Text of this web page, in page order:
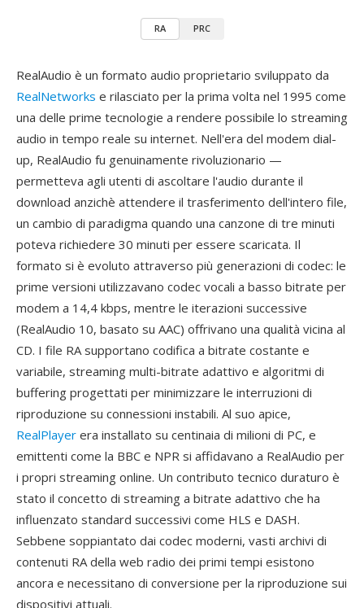
RA PRC
RealAudio è un formato audio proprietario sviluppato da
RealNetworks e rilasciato per la prima volta nel 1995 come
una delle prime tecnologie a rendere possibile lo streaming
audio in tempo reale su internet. Nell'era del modem dial-
up, RealAudio fu genuinamente rivoluzionario —
permetteva agli utenti di ascoltare l'audio durante il
download anzichè attendere il trasferimento dell'intero file,
un cambio di paradigma quando una canzone di tre minuti
poteva richiedere 30 minuti per essere scaricata. Il
formato si è evoluto attraverso più generazioni di codec: le
prime versioni utilizzavano codec vocali a basso bitrate per
modem a 14,4 kbps, mentre le iterazioni successive
(RealAudio 10, basato su AAC) offrivano una qualità vicina al
CD. I file RA supportano codifica a bitrate costante e
variabile, streaming multi-bitrate adattivo e algoritmi di
buffering progettati per minimizzare le interruzioni di
riproduzione su connessioni instabili. Al suo apice,
RealPlayer era installato su centinaia di milioni di PC, e
emittenti come la BBC e NPR si affidavano a RealAudio per
i propri streaming online. Un contributo tecnico duraturo è
stato il concetto di streaming a bitrate adattivo che ha
influenzato standard successivi come HLS e DASH.
Sebbene soppiantato dai codec moderni, vasti archivi di
contenuti RA della web radio dei primi tempi esistono
ancora e necessitano di conversione per la riproduzione sui
dispositivi attuali.